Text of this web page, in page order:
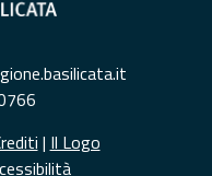
| Il Logo